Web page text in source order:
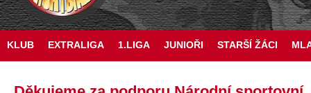
KLUB EXTRALIGA 1.LIGA JUNIOŘI STARŠÍ ŽÁCI